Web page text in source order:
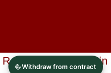
Cookie Bannerin